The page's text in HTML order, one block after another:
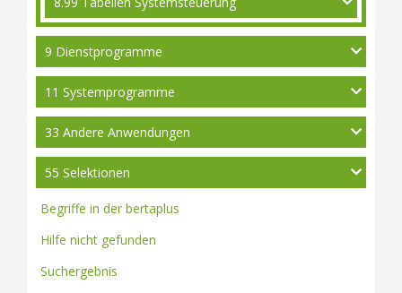
9 Dienstprogramme
11 Systemprogramme
33 Andere Anwendungen
55 Selektionen
Begriffe in der bertaplus
Hilfe nicht gefunden
Suchergebnis